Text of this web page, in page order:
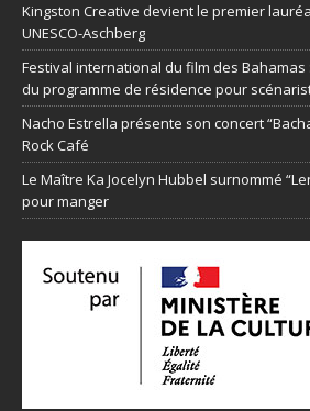
Kingston Creative devient le premier
UNESCO-Aschberg
Festival international du film des Bahamas
du programme de résidence pour
Nacho Estrella présente son concert
Rock Café
Le Maître Ka Jocelyn Hubbel surnommé
pour manger